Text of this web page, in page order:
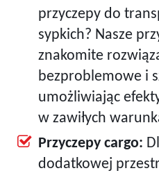
przyczepy do
sypkich? Nasze
znakomite
bezproblemowe i
umożliwiając
w zawiłych
Przyczepy cargo:
dodatkowej